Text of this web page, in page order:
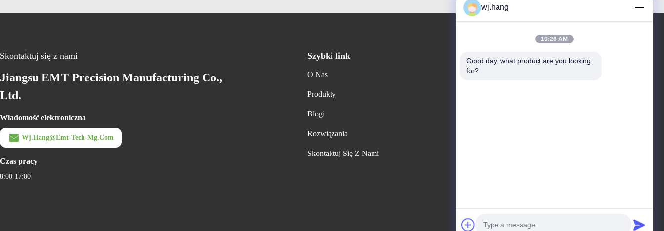
Skontaktuj się z nami
Jiangsu EMT Precision Manufacturing Co.,
Ltd.
Wiadomość elektroniczna
Wj.hang@emt-Tech-Mg.com
Czas pracy
8:00-17:00
Szybki link
O Nas
Produkty
Blogi
Rozwiązania
Skontaktuj Się Z Nami
Nasz adres
adres spółki
wj.hang
10:26 AM
Good day, what product are you looking
for?